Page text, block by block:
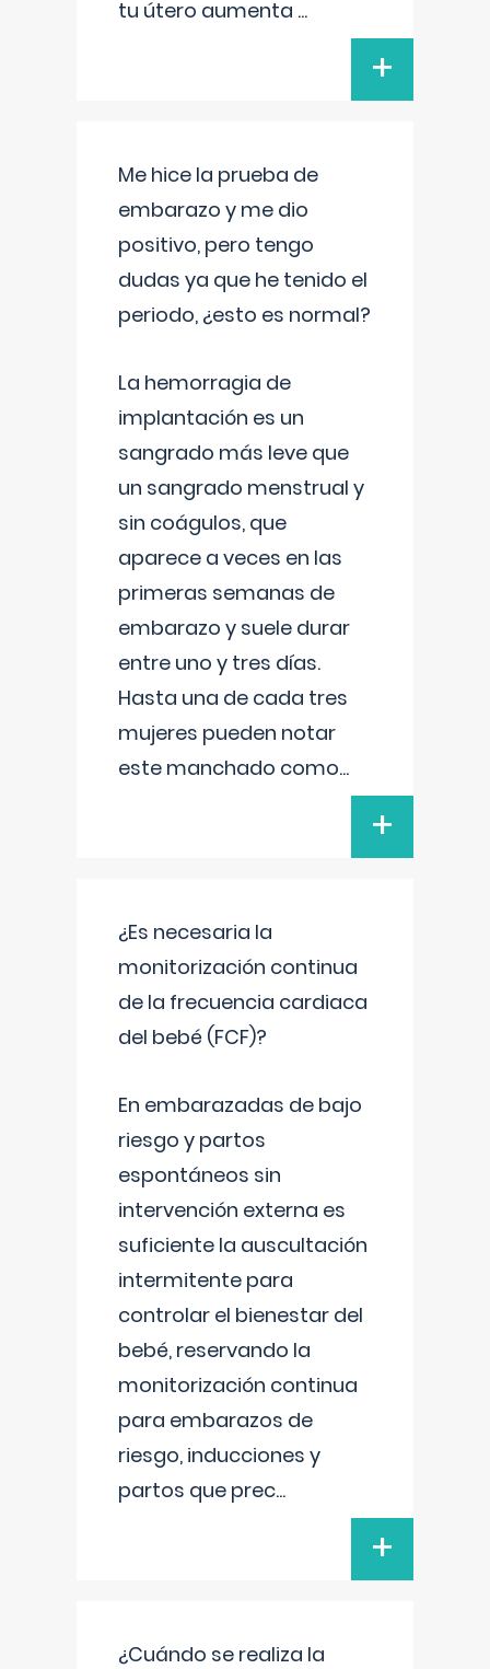
tu útero aumenta ...
+
Me hice la prueba de
embarazo y me dio
positivo, pero tengo
dudas ya que he tenido el
periodo, ¿esto es normal?
La hemorragia de
implantación es un
sangrado más leve que
un sangrado menstrual y
sin coágulos, que
aparece a veces en las
primeras semanas de
embarazo y suele durar
entre uno y tres días.
Hasta una de cada tres
mujeres pueden notar
este manchado como...
+
¿Es necesaria la
monitorización continua
de la frecuencia cardiaca
del bebé (FCF)?
En embarazadas de bajo
riesgo y partos
espontáneos sin
intervención externa es
suficiente la auscultación
intermitente para
controlar el bienestar del
bebé, reservando la
monitorización continua
para embarazos de
riesgo, inducciones y
partos que prec...
+
¿Cuándo se realiza la